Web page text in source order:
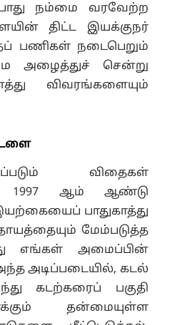
நம்மை வரவேற்ற
திட்ட இயக்குநர்
பணிகள் நடைபெறும்
அழைத்துச் சென்று
விவரங்களையும்
விதைகள்
1997 ஆம் ஆண்டு
பாதுகாத்து
மேம்படுத்த
எங்கள் அமைப்பின்
அடிப்படையில், கடல்
கடற்கரைப் பகுதி
தன்மையுள்ள